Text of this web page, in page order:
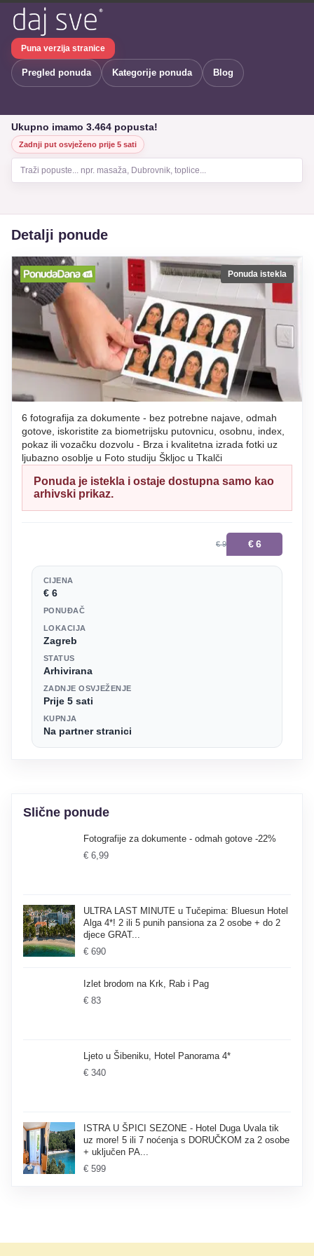
Puna verzija stranice
Pregled ponuda Kategorije ponuda Blog
Ukupno imamo 3.464 popusta!
Zadnji put osvježeno prije 5 sati
Traži popuste... npr. masaža, Dubrovnik, toplice...
Detalji ponude
Ponuda istekla
6 fotografija za dokumente - bez potrebne najave, odmah
gotove, iskoristite za biometrijsku putovnicu, osobnu, index,
pokaz ili vozačku dozvolu - Brza i kvalitetna izrada fotki uz
ljubazno osoblje u Foto studiju Škljoc u Tkalči
Ponuda je istekla i ostaje dostupna samo kao
arhivski prikaz.
€ 9 € 6
CIJENA
€ 6
PONUĐAČ
LOKACIJA
Zagreb
STATUS
Arhivirana
ZADNJE OSVJEŽENJE
Prije 5 sati
KUPNJA
Na partner stranici
Slične ponude
Fotografije za dokumente - odmah gotove -22%
€ 6,99
ULTRA LAST MINUTE u Tučepima: Bluesun Hotel
Alga 4*! 2 ili 5 punih pansiona za 2 osobe + do 2
djece GRAT...
€ 690
Izlet brodom na Krk, Rab i Pag
€ 83
Ljeto u Šibeniku, Hotel Panorama 4*
€ 340
ISTRA U ŠPICI SEZONE - Hotel Duga Uvala tik
uz more! 5 ili 7 noćenja s DORUČKOM za 2 osobe
+ uključen PA...
€ 599